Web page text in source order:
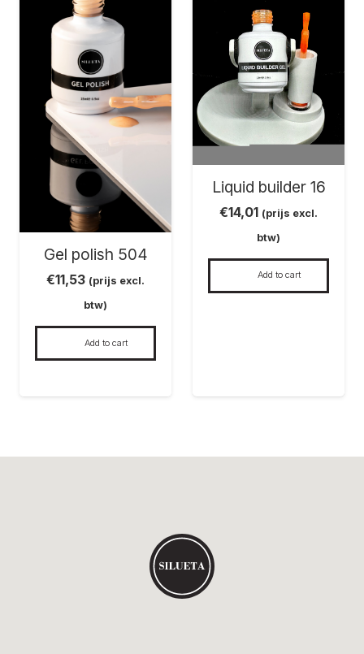
Gel polish 504
€11,53 (prijs excl.
btw)
Add to cart
Liquid builder 16
€14,01 (prijs excl.
btw)
Add to cart